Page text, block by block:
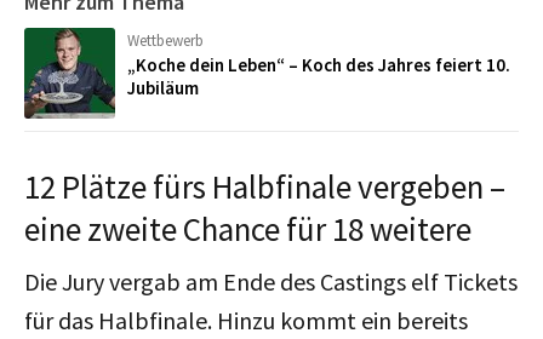
Wettbewerb
„Koche dein Leben“ – Koch des Jahres feiert 10.
Jubiläum
12 Plätze fürs Halbfinale vergeben –
eine zweite Chance für 18 weitere
Die Jury vergab am Ende des Castings elf Tickets
für das Halbfinale. Hinzu kommt ein bereits